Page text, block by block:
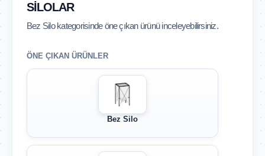
SILOLAR
Bez Silo kategorisinde öne çıkan ürünü inceleyebilirsiniz.
ÖNE ÇIKAN ÜRÜNLER
Bez Silo